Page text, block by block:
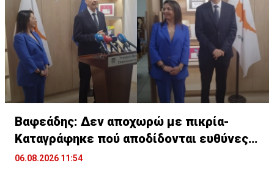
Βαφεάδης: Δεν αποχωρώ με πικρία-
Καταγράφηκε πού αποδίδονται ευθύνες
για Takata
06.08.2026 11:54